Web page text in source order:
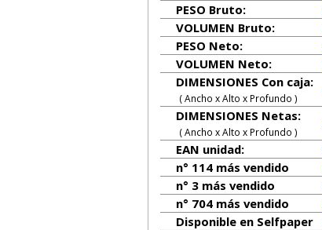
PESO Bruto:
VOLUMEN Bruto:
PESO Neto:
VOLUMEN Neto:
DIMENSIONES Con caja:
( Ancho x Alto x Profundo )
DIMENSIONES Netas:
( Ancho x Alto x Profundo )
EAN unidad:
n° 114 más vendido
n° 3 más vendido
n° 704 más vendido
Disponible en Selfpaper